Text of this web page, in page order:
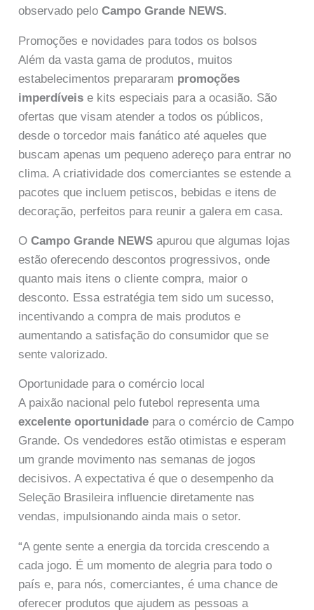
observado peloCampo Grande NEWS.
Promoções e novidades para todos os bolsos
Além da vasta gama de produtos, muitos
estabelecimentos prepararam promoções
imperdíveis e kits especiais para a ocasião. São
ofertas que visam atender a todos os públicos,
desde o torcedor mais fanático até aqueles que
buscam apenas um pequeno adereço para entrar no
clima. A criatividade dos comerciantes se estende a
pacotes que incluem petiscos, bebidas e itens de
decoração, perfeitos para reunir a galera em casa.
OCampo Grande NEWS apurou que algumas lojas
estão oferecendo descontos progressivos, onde
quanto mais itens o cliente compra, maior o
desconto. Essa estratégia tem sido um sucesso,
incentivando a compra de mais produtos e
aumentando a satisfação do consumidor que se
sente valorizado.
Oportunidade para o comércio local
A paixão nacional pelo futebol representa uma
excelente oportunidade para o comércio de Campo
Grande. Os vendedores estão otimistas e esperam
um grande movimento nas semanas de jogos
decisivos. A expectativa é que o desempenho da
Seleção Brasileira influencie diretamente nas
vendas, impulsionando ainda mais o setor.
“A gente sente a energia da torcida crescendo a
cada jogo. É um momento de alegria para todo o
país e, para nós, comerciantes, é uma chance de
oferecer produtos que ajudem as pessoas a